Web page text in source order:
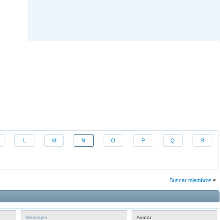
L M N O P Q R
Buscar miembros
Mensajes Avatar